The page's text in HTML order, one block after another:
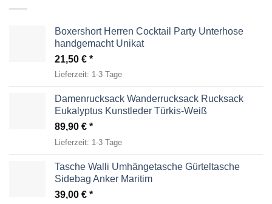
Boxershort Herren Cocktail Party Unterhose
handgemacht Unikat
21,50 €
Lieferzeit: 1-3 Tage
Damenrucksack Wanderrucksack Rucksack
Eukalyptus Kunstleder Türkis-Weiß
89,90 €
Lieferzeit: 1-3 Tage
Tasche Walli Umhängetasche Gürteltasche
Sidebag Anker Maritim
39,00 €